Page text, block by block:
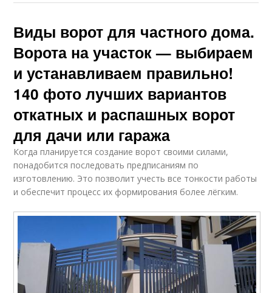
Виды ворот для частного дома.
Ворота на участок — выбираем
и устанавливаем правильно!
140 фото лучших вариантов
откатных и распашных ворот
для дачи или гаража
Когда планируется создание ворот своими силами,
понадобится последовать предписаниям по
изготовлению. Это позволит учесть все тонкости работы
и обеспечит процесс их формирования более лёгким.